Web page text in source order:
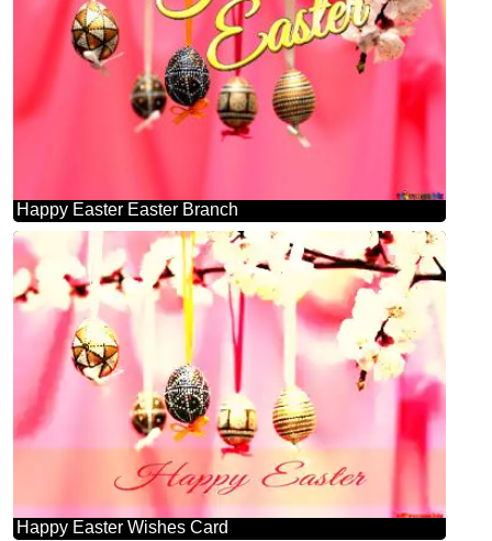
Happy Easter Easter Branch
Happy Easter Wishes Card